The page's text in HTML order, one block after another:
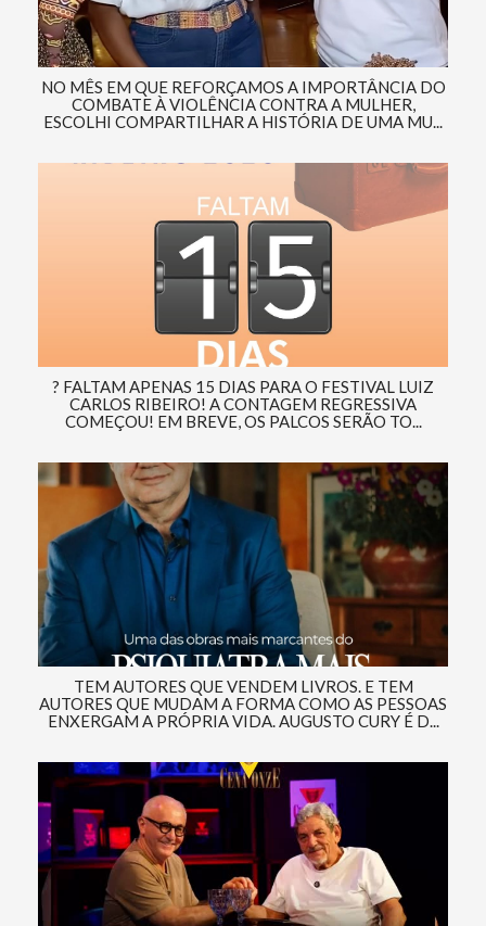
NO MÊS EM QUE REFORÇAMOS A IMPORTÂNCIA DO
COMBATE À VIOLÊNCIA CONTRA A MULHER,
ESCOLHI COMPARTILHAR A HISTÓRIA DE UMA MU...
? FALTAM APENAS 15 DIAS PARA O FESTIVAL LUIZ
CARLOS RIBEIRO! A CONTAGEM REGRESSIVA
COMEÇOU! EM BREVE, OS PALCOS SERÃO TO...
TEM AUTORES QUE VENDEM LIVROS. E TEM
AUTORES QUE MUDAM A FORMA COMO AS PESSOAS
ENXERGAM A PRÓPRIA VIDA. AUGUSTO CURY É D...